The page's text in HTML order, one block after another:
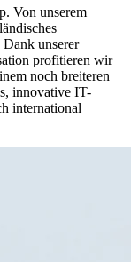
Von unserem
unserer
profitieren wir
noch breiteren
innovative IT-
international